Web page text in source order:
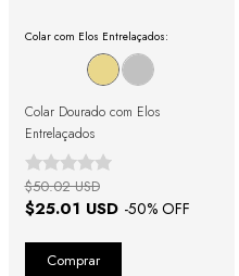
Colar com Elos Entrelaçados:
Colar Dourado com Elos
Entrelaçados
$25.01 USD -50% OFF
$50.02 USD